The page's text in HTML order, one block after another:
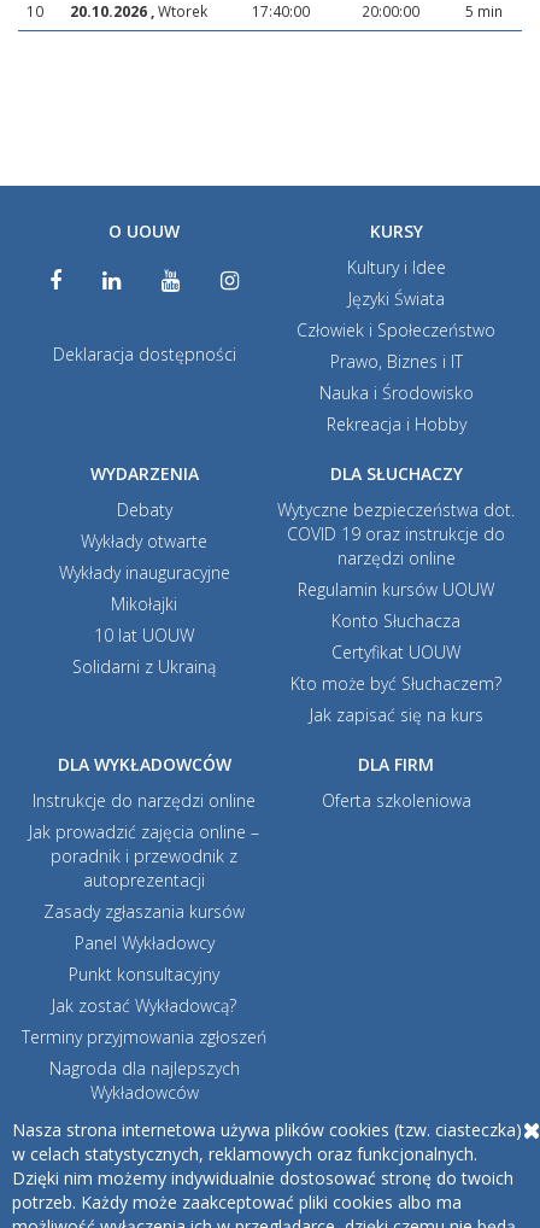
10
20.10.2026 ,Wtorek 17:40:00 20:00:00 5 min
O UOUW
Deklaracja dostępności
KURSY
Kultury i Idee
Języki Świata
Człowiek i Społeczeństwo
Prawo, Biznes i IT
Nauka i Środowisko
Rekreacja i Hobby
WYDARZENIA
Debaty
Wykłady otwarte
Wykłady inauguracyjne
Mikołajki
10 lat UOUW
Solidarni z Ukrainą
DLA SŁUCHACZY
Wytyczne bezpieczeństwa dot.
COVID 19 oraz instrukcje do
narzędzi online
Regulamin kursów UOUW
Konto Słuchacza
Certyfikat UOUW
Kto może być Słuchaczem?
Jak zapisać się na kurs
DLA WYKŁADOWCÓW
Instrukcje do narzędzi online
Jak prowadzić zajęcia online –
poradnik i przewodnik z
autoprezentacji
Zasady zgłaszania kursów
Panel Wykładowcy
Punkt konsultacyjny
Jak zostać Wykładowcą?
Terminy przyjmowania zgłoszeń
Nagroda dla najlepszych
Wykładowców
ERASMUS+
Webinaria EPALE
Kursy z zarządzania danymi
badawczymi
DLA FIRM
Oferta szkoleniowa
Nasza strona internetowa używa plików cookies (tzw. ciasteczka)
w celach statystycznych, reklamowych oraz funkcjonalnych.
Dzięki nim możemy indywidualnie dostosować stronę do twoich
potrzeb. Każdy może zaakceptować pliki cookies albo ma